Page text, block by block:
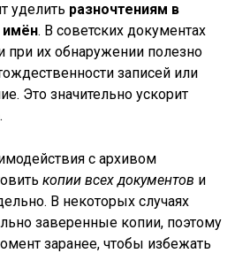
уделить разночтениям в
имён. В советских документах
при их обнаружении полезно
записей или
Это значительно ускорит
с архивом
копии всех документов и
В некоторых случаях
заверенные копии, поэтому
заранее, чтобы избежать